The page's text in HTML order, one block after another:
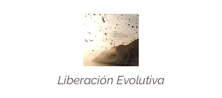
Liberación Evolutiva